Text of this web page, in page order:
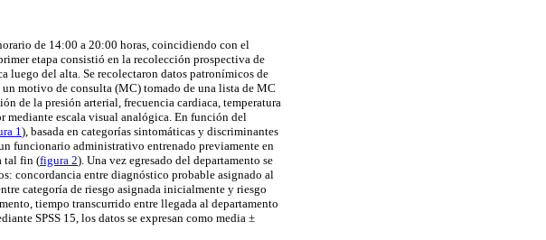
de 14:00 a 20:00 horas, coincidiendo con el
etapa consistió en la recolección prospectiva de
luego del alta. Se recolectaron datos patronímicos de
motivo de consulta (MC) tomado de una lista de MC
de la presión arterial, frecuencia cardiaca, temperatura
mediante escala visual analógica. En función del
1 ), basada en categorías sintomáticas y discriminantes
funcionario administrativo entrenado previamente en
tal fin (figura 2). Una vez egresado del departamento se
concordancia entre diagnóstico probable asignado al
categoría de riesgo asignada inicialmente y riesgo
tiempo transcurrido entre llegada al departamento
SPSS 15, los datos se expresan como media ±